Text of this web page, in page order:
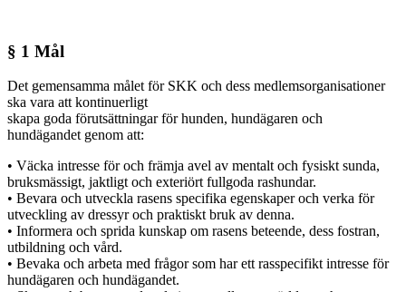
§ 1 Mål
Det gemensamma målet för SKK och dess medlemsorganisationer
ska vara att kontinuerligt
skapa goda förutsättningar för hunden, hundägaren och
hundägandet genom att:
• Väcka intresse för och främja avel av mentalt och fysiskt sunda,
bruksmässigt, jaktligt och exteriört fullgoda rashundar.
• Bevara och utveckla rasens specifika egenskaper och verka för
utveckling av dressyr och praktiskt bruk av denna.
• Informera och sprida kunskap om rasens beteende, dess fostran,
utbildning och vård.
• Bevaka och arbeta med frågor som har ett rasspecifikt intresse för
hundägaren och hundägandet.